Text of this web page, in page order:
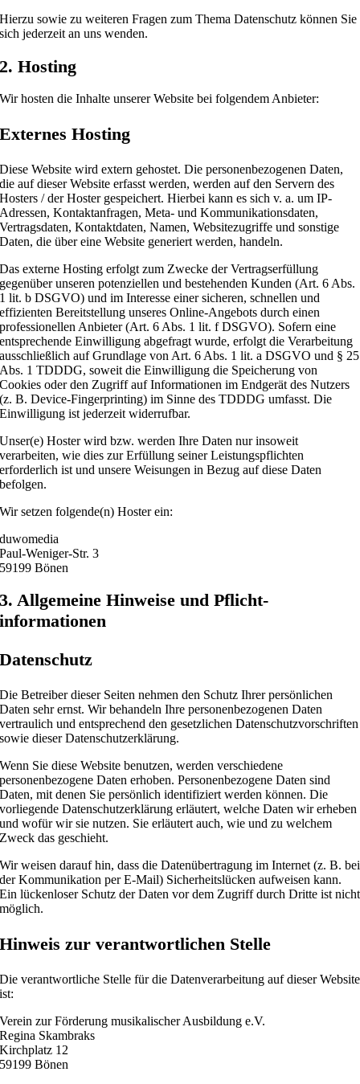
Hierzu sowie zu weiteren Fragen zum Thema Datenschutz können Sie
sich jederzeit an uns wenden.
2. Hosting
Wir hosten die Inhalte unserer Website bei folgendem Anbieter:
Externes Hosting
Diese Website wird extern gehostet. Die personenbezogenen Daten,
die auf dieser Website erfasst werden, werden auf den Servern des
Hosters / der Hoster gespeichert. Hierbei kann es sich v. a. um IP-
Adressen, Kontaktanfragen, Meta- und Kommunikationsdaten,
Vertragsdaten, Kontaktdaten, Namen, Websitezugriffe und sonstige
Daten, die über eine Website generiert werden, handeln.
Das externe Hosting erfolgt zum Zwecke der Vertragserfüllung
gegenüber unseren potenziellen und bestehenden Kunden (Art. 6 Abs.
1 lit. b DSGVO) und im Interesse einer sicheren, schnellen und
effizienten Bereitstellung unseres Online-Angebots durch einen
professionellen Anbieter (Art. 6 Abs. 1 lit. f DSGVO). Sofern eine
entsprechende Einwilligung abgefragt wurde, erfolgt die Verarbeitung
ausschließlich auf Grundlage von Art. 6 Abs. 1 lit. a DSGVO und § 25
Abs. 1 TDDDG, soweit die Einwilligung die Speicherung von
Cookies oder den Zugriff auf Informationen im Endgerät des Nutzers
(z. B. Device-Fingerprinting) im Sinne des TDDDG umfasst. Die
Einwilligung ist jederzeit widerrufbar.
Unser(e) Hoster wird bzw. werden Ihre Daten nur insoweit
verarbeiten, wie dies zur Erfüllung seiner Leistungspflichten
erforderlich ist und unsere Weisungen in Bezug auf diese Daten
befolgen.
Wir setzen folgende(n) Hoster ein:
duwomedia
Paul-Weniger-Str. 3
59199 Bönen
3. Allgemeine Hinweise und Pflicht­
informationen
Datenschutz
Die Betreiber dieser Seiten nehmen den Schutz Ihrer persönlichen
Daten sehr ernst. Wir behandeln Ihre personenbezogenen Daten
vertraulich und entsprechend den gesetzlichen Datenschutzvorschriften
sowie dieser Datenschutzerklärung.
Wenn Sie diese Website benutzen, werden verschiedene
personenbezogene Daten erhoben. Personenbezogene Daten sind
Daten, mit denen Sie persönlich identifiziert werden können. Die
vorliegende Datenschutzerklärung erläutert, welche Daten wir erheben
und wofür wir sie nutzen. Sie erläutert auch, wie und zu welchem
Zweck das geschieht.
Wir weisen darauf hin, dass die Datenübertragung im Internet (z. B. bei
der Kommunikation per E-Mail) Sicherheitslücken aufweisen kann.
Ein lückenloser Schutz der Daten vor dem Zugriff durch Dritte ist nicht
möglich.
Hinweis zur verantwortlichen Stelle
Die verantwortliche Stelle für die Datenverarbeitung auf dieser Website
ist:
Verein zur Förderung musikalischer Ausbildung e.V.
Regina Skambraks
Kirchplatz 12
59199 Bönen